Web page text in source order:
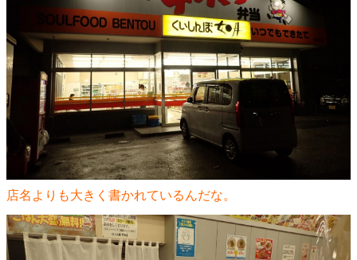
店名よりも大きく書かれているんだな。